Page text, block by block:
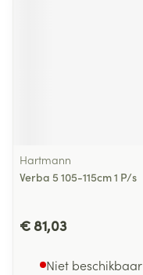
Hartmann
Verba 5 105-115cm 1 P/s
€ 81,03
Niet beschikbaar